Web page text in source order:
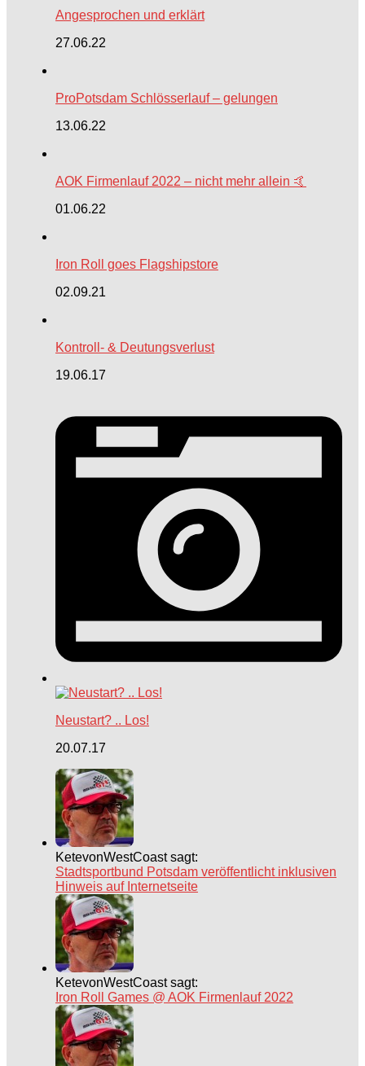
Angesprochen und erklärt
27.06.22
ProPotsdam Schlösserlauf – gelungen
13.06.22
AOK Firmenlauf 2022 – nicht mehr allein 🤙
01.06.22
Iron Roll goes Flagshipstore
02.09.21
Kontroll- & Deutungsverlust
19.06.17
Neustart? .. Los!
20.07.17
KetevonWestCoast sagt:
Stadtsportbund Potsdam veröffentlicht inklusiven
Hinweis auf Internetseite
KetevonWestCoast sagt:
Iron Roll Games @ AOK Firmenlauf 2022